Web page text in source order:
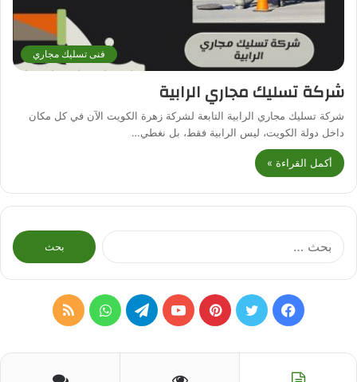
فنى تسليك مجاري
شركة تسليك مجاري الرابية
شركة تسليك مجاري الرابية التابعة لشركة زهرة الكويت الآن في كل مكان
داخل دولة الكويت، ليس الرابية فقط، بل نغطي…
أكمل القراءة »
البحث
عن:
فيسبوكتويتر بينتيريستيوتيوبتيلقرامواتسابملخص
RSS